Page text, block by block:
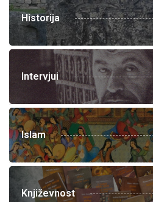
Historija
Intervjui
Islam
Književnost